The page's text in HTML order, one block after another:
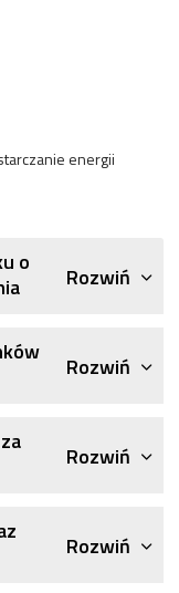
energii
o
Rozwiń
Rozwiń
Rozwiń
Rozwiń